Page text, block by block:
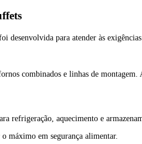
para atender às
combinados e linhas de montagem.
refrigeração, aquecimento e
máximo em segurança alimentar.